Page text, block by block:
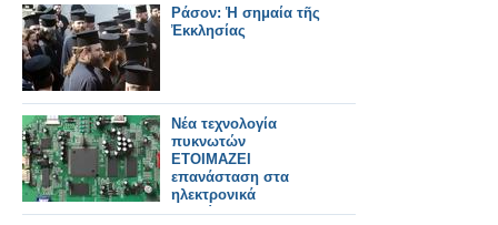
Ράσον: Ἡ σημαία τῆς
Ἐκκλησίας
Νέα τεχνολογία
πυκνωτών
ETOIMAZEI
επανάσταση στα
ηλεκτρονικά
κυκλώματα